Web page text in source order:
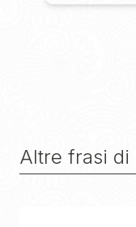
Altre frasi di